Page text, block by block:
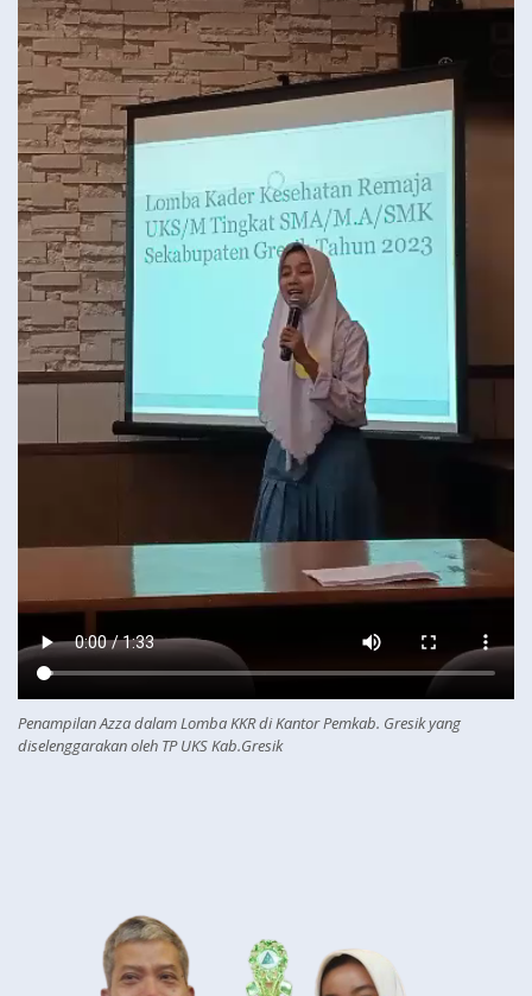
Penampilan Azza dalam Lomba KKR di Kantor Pemkab. Gresik yang
diselenggarakan oleh TP UKS Kab.Gresik